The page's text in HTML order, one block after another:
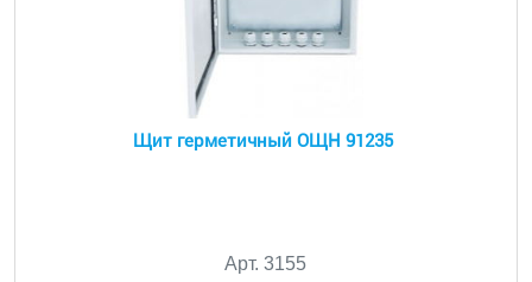
Щит герметичный ОЩН 91235
Арт. 3155